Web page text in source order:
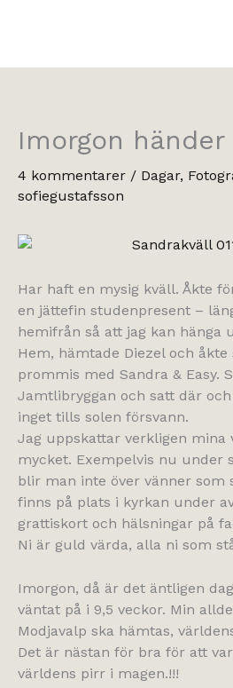
Imorgon
4 kommentarer / Dagar,
sofiegustafsson
Har haft en mysig kväll. Åkte
en jättefin studenpresent –
hemifrån så att jag kan hänga
Hem, hämtade Diezel och
prommis med Sandra & Easy.
Jamtlibryggan och satt där
inget tills solen försvann.
Jag uppskattar verkligen mina
mycket. Exempelvis nu under
blir man inte över vänner som
finns på plats i kyrkan under
grattiskort och hälsningar på
Ni är guld värda, alla ni som
Imorgon, då är det äntligen
väntat på i 9,5 veckor. Min
Modjavalp ska hämtas,
Det är nästan för bra för att
världens pirr i magen.!!!